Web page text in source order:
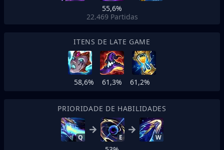
55,6%
22.469 Partidas
ITENS DE LATE GAME
58,6% 61,3% 61,2%
PRIORIDADE DE HABILIDADES
Q E W